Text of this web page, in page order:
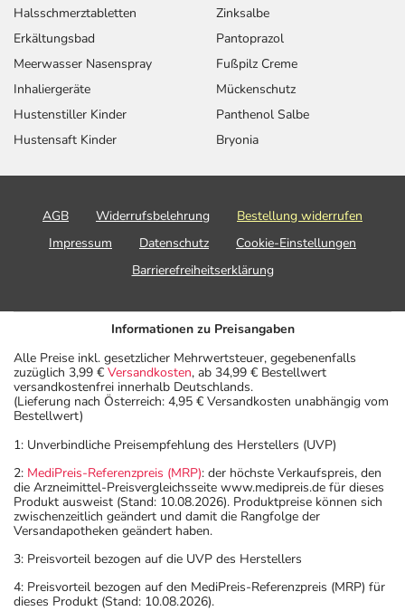
Halsschmerztabletten
Erkältungsbad
Meerwasser Nasenspray
Inhaliergeräte
Hustenstiller Kinder
Hustensaft Kinder
Zinksalbe
Pantoprazol
Fußpilz Creme
Mückenschutz
Panthenol Salbe
Bryonia
AGB Widerrufsbelehrung
Bestellung widerrufen
Impressum
Datenschutz
Cookie-Einstellungen
Barrierefreiheitserklärung
Informationen zu Preisangaben
Alle Preise inkl. gesetzlicher Mehrwertsteuer, gegebenenfalls
zuzüglich 3,99 € Versandkosten, ab 34,99 € Bestellwert
versandkostenfrei innerhalb Deutschlands.
(Lieferung nach Österreich: 4,95 € Versandkosten unabhängig vom
Bestellwert)
1: Unverbindliche Preisempfehlung des Herstellers (UVP)
2: MediPreis-Referenzpreis (MRP): der höchste Verkaufspreis, den
die Arzneimittel-Preisvergleichsseite www.medipreis.de für dieses
Produkt ausweist (Stand: 10.08.2026). Produktpreise können sich
zwischenzeitlich geändert und damit die Rangfolge der
Versandapotheken geändert haben.
3: Preisvorteil bezogen auf die UVP des Herstellers
4: Preisvorteil bezogen auf den MediPreis-Referenzpreis (MRP) für
dieses Produkt (Stand: 10.08.2026).